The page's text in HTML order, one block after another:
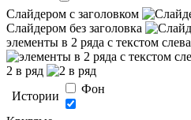
Слайдером c заголовком
Слайдером без заголовка
элементы в 2 ряда с текстом слева
2 в ряд
Истории
Фон